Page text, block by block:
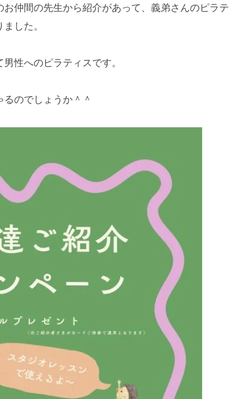
仲間の先生から紹介があって、義弟さんのピラテ
した。
性へのピラティスです。
のでしょうか＾＾